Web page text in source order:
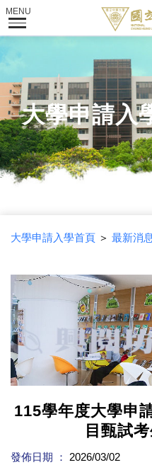
大學申請入
大學申請入學首頁＞ 最新消息
115學年度大學申
目甄試
發佈日期 ： 2026/03/02